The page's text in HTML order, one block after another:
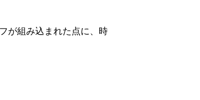
が組み込まれた点に、時